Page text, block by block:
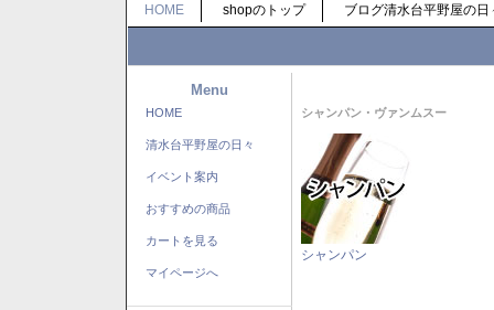
HOME shopのトップ ブログ清水台平野屋の日
Menu
HOME
清水台平野屋の日々
イベント案内
おすすめの商品
カートを見る
マイページへ
シャンパン・ヴァンムスー
シャンパン